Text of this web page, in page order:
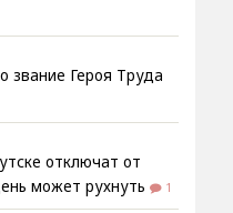
звание Героя Труда
отключат от
может рухнуть
1